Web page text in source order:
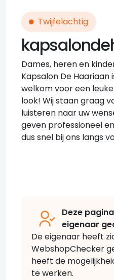
Twijfelachtig
Dames, heren en
Kapsalon De
welkom voor een
look! Wij staan graag
luisteren naar uw
geven professioneel
dus snel bij ons langs
Deze
eigenaar
De eigenaar heeft
WebshopChecker
heeft de
te werken.